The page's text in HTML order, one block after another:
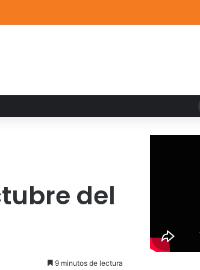
Verano de Escuelas Aztecas
del
9 minutos de lectura